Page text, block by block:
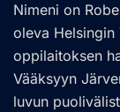
Nimeni on
oleva
oppilaitoksen
Vääksyyn
luvun